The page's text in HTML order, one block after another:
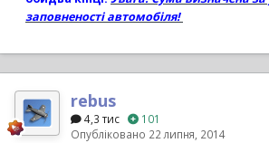
заповненості автомобіля!
rebus
4,3 тис
101
Опубліковано 22 липня, 2014